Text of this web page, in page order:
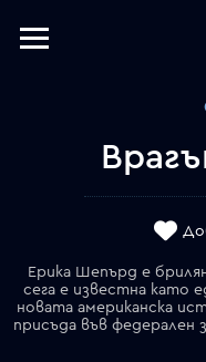
Ерика Шепърд е
сега е известна като
новата американска